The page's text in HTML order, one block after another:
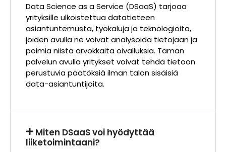
Data Science as a Service (DSaaS) tarjoaa
yrityksille ulkoistettua datatieteen
asiantuntemusta, työkaluja ja teknologioita,
joiden avulla ne voivat analysoida tietojaan ja
poimia niistä arvokkaita oivalluksia. Tämän
palvelun avulla yritykset voivat tehdä tietoon
perustuvia päätöksiä ilman talon sisäisiä
data-asiantuntijoita.
Miten DSaaS voi hyödyttää
liiketoimintaani?